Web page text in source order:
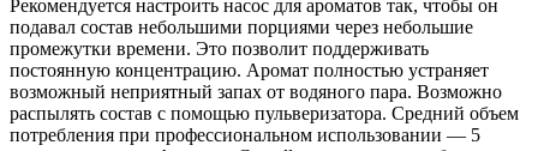
Рекомендуется настроить насос для ароматов так, чтобы он
подавал состав небольшими порциями через небольшие
промежутки времени. Это позволит поддерживать
постоянную концентрацию. Аромат полностью устраняет
возможный неприятный запах от водяного пара. Возможно
распылять состав с помощью пульверизатора. Средний объем
потребления при профессиональном использовании — 5